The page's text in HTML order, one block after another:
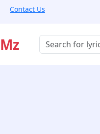
Contact Us
Mz Buscar músicas